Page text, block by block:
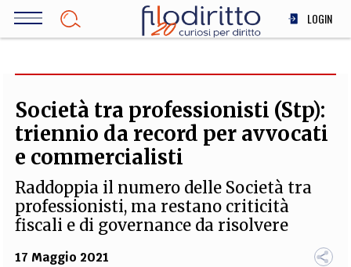
Salta
LOGIN
SOCIETÀ
MEDICINA
SCIENZA
INNOVAZIONE
ALTRO
Società tra professionisti (Stp):
triennio da record per avvocati
e commercialisti
Raddoppia il numero delle Società tra
professionisti, ma restano criticità
fiscali e di governance da risolvere
17 Maggio 2021